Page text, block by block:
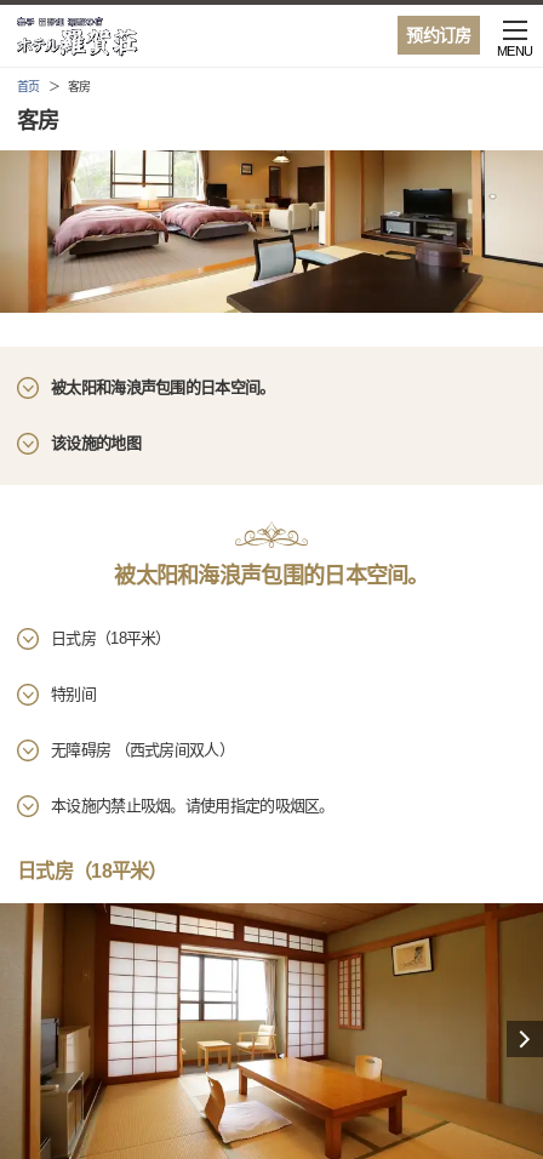
预约订房
MENU
首页 客房
客房
被太阳和海浪声包围的日本空间。
该设施的地图
被太阳和海浪声包围的日本空间。
日式房（18平米）
特别间
无障碍房 （西式房间双人）
本设施内禁止吸烟。请使用指定的吸烟区。
日式房（18平米）